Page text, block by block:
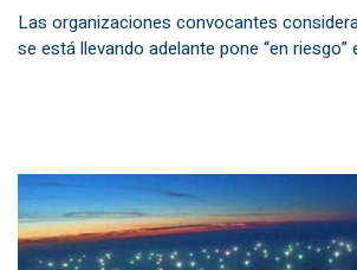
Las organizaciones convocantes
se está llevando adelante pone “en riesgo”